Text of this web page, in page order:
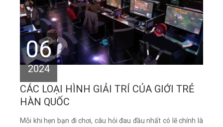
06
2024
CÁC LOẠI HÌNH GIẢI TRÍ CỦA GIỚI TRẺ
HÀN QUỐC
Mỗi khi hẹn bạn đi chơi, câu hỏi đau đầu nhất có lẽ chính là